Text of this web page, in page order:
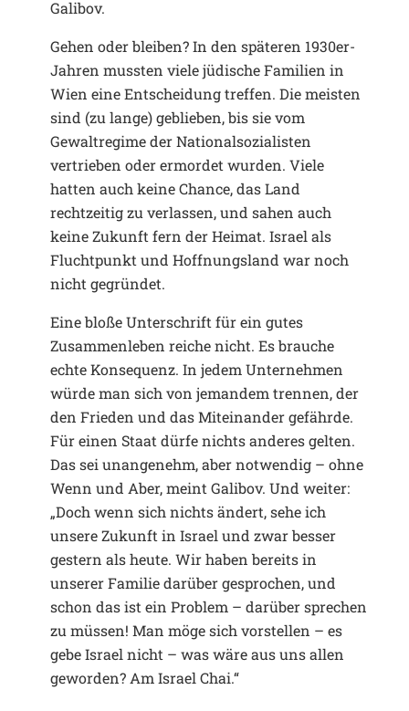
Galibov.
Gehen oder bleiben? In den späteren 1930er-
Jahren mussten viele jüdische Familien in
Wien eine Entscheidung treffen. Die meisten
sind (zu lange) geblieben, bis sie vom
Gewaltregime der Nationalsozialisten
vertrieben oder ermordet wurden. Viele
hatten auch keine Chance, das Land
rechtzeitig zu verlassen, und sahen auch
keine Zukunft fern der Heimat. Israel als
Fluchtpunkt und Hoffnungsland war noch
nicht gegründet.
Eine bloße Unterschrift für ein gutes
Zusammenleben reiche nicht. Es brauche
echte Konsequenz. In jedem Unternehmen
würde man sich von jemandem trennen, der
den Frieden und das Miteinander gefährde.
Für einen Staat dürfe nichts anderes gelten.
Das sei unangenehm, aber notwendig – ohne
Wenn und Aber, meint Galibov. Und weiter:
„Doch wenn sich nichts ändert, sehe ich
unsere Zukunft in Israel und zwar besser
gestern als heute. Wir haben bereits in
unserer Familie darüber gesprochen, und
schon das ist ein Problem – darüber sprechen
zu müssen! Man möge sich vorstellen – es
gebe Israel nicht – was wäre aus uns allen
geworden? Am Israel Chai.“